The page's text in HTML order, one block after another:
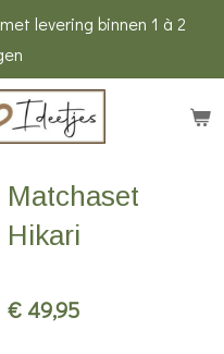
levering binnen 1 à 2
Matchaset
Hikari
€ 49,95